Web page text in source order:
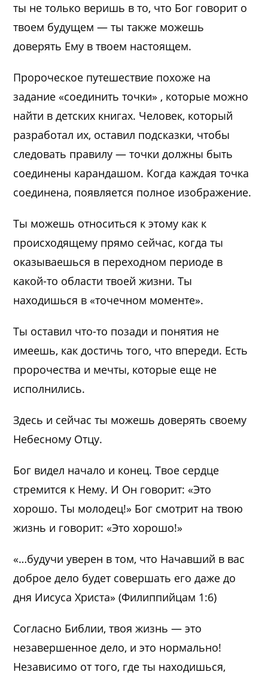
ты не только веришь в то, что Бог говорит о
твоем будущем — ты также можешь
доверять Ему в твоем настоящем.
Пророческое путешествие похоже на
задание «соединить точки» , которые можно
найти в детских книгах. Человек, который
разработал их, оставил подсказки, чтобы
следовать правилу — точки должны быть
соединены карандашом. Когда каждая точка
соединена, появляется полное изображение.
Ты можешь относиться к этому как к
происходящему прямо сейчас, когда ты
оказываешься в переходном периоде в
какой-то области твоей жизни. Ты
находишься в «точечном моменте».
Ты оставил что-то позади и понятия не
имеешь, как достичь того, что впереди. Есть
пророчества и мечты, которые еще не
исполнились.
Здесь и сейчас ты можешь доверять своему
Небесному Отцу.
Бог видел начало и конец. Твое сердце
стремится к Нему. И Он говорит: «Это
хорошо. Ты молодец!» Бог смотрит на твою
жизнь и говорит: «Это хорошо!»
«…будучи уверен в том, что Начавший в вас
доброе дело будет совершать его даже до
дня Иисуса Христа» (Филиппийцам 1:6)
Согласно Библии, твоя жизнь — это
незавершенное дело, и это нормально!
Независимо от того, где ты находишься,